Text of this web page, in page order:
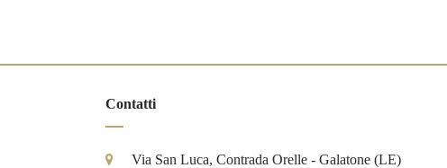
Contatti
Via San Luca, Contrada Orelle - Galatone (LE)